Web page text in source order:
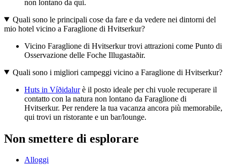
non lontano da qui.
Quali sono le principali cose da fare e da vedere nei dintorni del
mio hotel vicino a Faraglione di Hvitserkur?
Vicino Faraglione di Hvitserkur trovi attrazioni come Punto di
Osservazione delle Foche Illugastaðir.
Quali sono i migliori campeggi vicino a Faraglione di Hvitserkur?
Huts in Víðidalurè il posto ideale per chi vuole recuperare il
contatto con la natura non lontano da Faraglione di
Hvitserkur. Per rendere la tua vacanza ancora più memorabile,
qui trovi un ristorante e un bar/lounge.
Non smettere di esplorare
Alloggi